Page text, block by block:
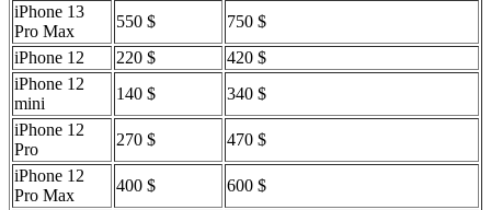
iPhone 13
Pro Max
550 $
750 $
iPhone 12
220 $
420 $
iPhone 12
mini
140 $
340 $
iPhone 12
Pro
270 $
470 $
iPhone 12
Pro Max
400 $
600 $